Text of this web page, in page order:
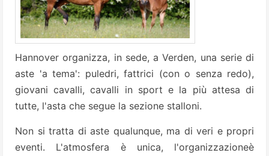
Hannover organizza, in sede, a Verden, una serie di
aste 'a tema': puledri, fattrici (con o senza redo),
giovani cavalli, cavalli in sport e la più attesa di
tutte, l'asta che segue la sezione stalloni.
Non si tratta di aste qualunque, ma di veri e propri
eventi. L'atmosfera è unica, l'organizzazioneè